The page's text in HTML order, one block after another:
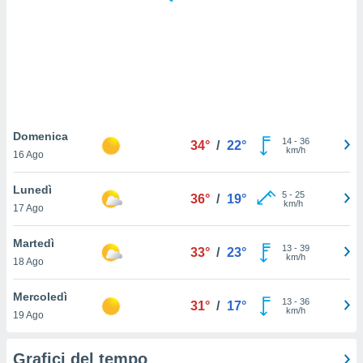
per
utilizzati
il
o
Domenica
16 Ago
34° / 22° 14- 36
km/h
Lunedì
17 Ago
36° / 19° 5- 25
km/h
Martedì
18 Ago
33° / 23° 13- 39
km/h
Mercoledì
19 Ago
31° / 17° 13- 36
km/h
Grafici del tempo